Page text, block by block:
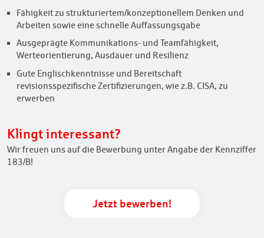
Fähigkeit zu strukturiertem/konzeptionellem Denken und
Arbeiten sowie eine schnelle Auffassungsgabe
Ausgeprägte Kommunikations- und Teamfähigkeit,
Werteorientierung, Ausdauer und Resilienz
Gute Englischkenntnisse und Bereitschaft
revisionsspezifische Zertifizierungen, wie z.B. CISA, zu
erwerben
Klingt interessant?
Wir freuen uns auf die Bewerbung unter Angabe der Kennziffer
183/B!
Jetzt bewerben!